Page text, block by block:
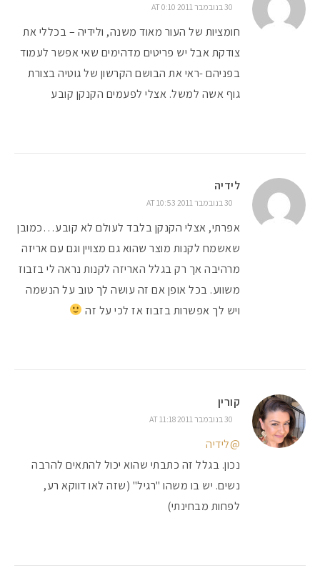
30 בנובמבר 2011 AT 0:10
חומציות של העור מאוד משנה, ולידיה – בכללי את
צודקת אבל יש פריטים מדהימים שאי אפשר לעמוד
בפניהם -ראי את הבושם הקרשון של גוטיה בצורת
גוף אשה למשל. אצלי לפעמים הקנקן קובע
לידיה
30 בנובמבר 2011 AT 10:53
אפרתי, אצלי הקנקן בלבד לעולם לא קובע…כמובן
שאשמח לקנות מוצר שהוא גם מצויין וגם עם אריזה
מרהיבה אך רק בגלל האריזה לקנות נראה לי בזבוז
משווע. בכל אופן אם זה עושה לך טוב על הנשמה
ויש לך אפשרות בזבוז אז לכי על זה
קורין
30 בנובמבר 2011 AT 11:18
@לידיה
נכון. בגלל זה כתבתי שהוא יכול להתאים להרבה
נשים. יש בו משהו "רגיל" (שזה לאו דווקא רע,
לפחות מבחינתי)